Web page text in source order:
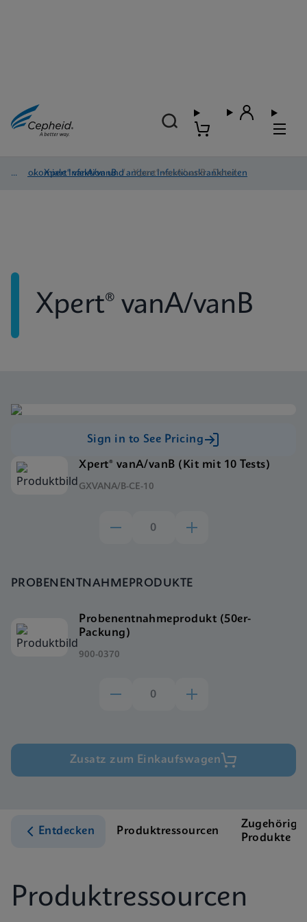
Nosokomiale Infektion und andere Infektionskrankheiten
/ Xpert® vanA/vanB / Xpert® vanA/vanB - Detail
Xpert® vanA/vanB
Sign in to See Pricing
Xpert® vanA/vanB (Kit mit 10 Tests)
GXVANA/B-CE-10
PROBENENTNAHMEPRODUKTE
Probenentnahmeprodukt (50er-
Packung)
900-0370
Zusatz zum Einkaufswagen
Entdecken Produktressourcen
Zugehörige
Produkte
Produktressourcen